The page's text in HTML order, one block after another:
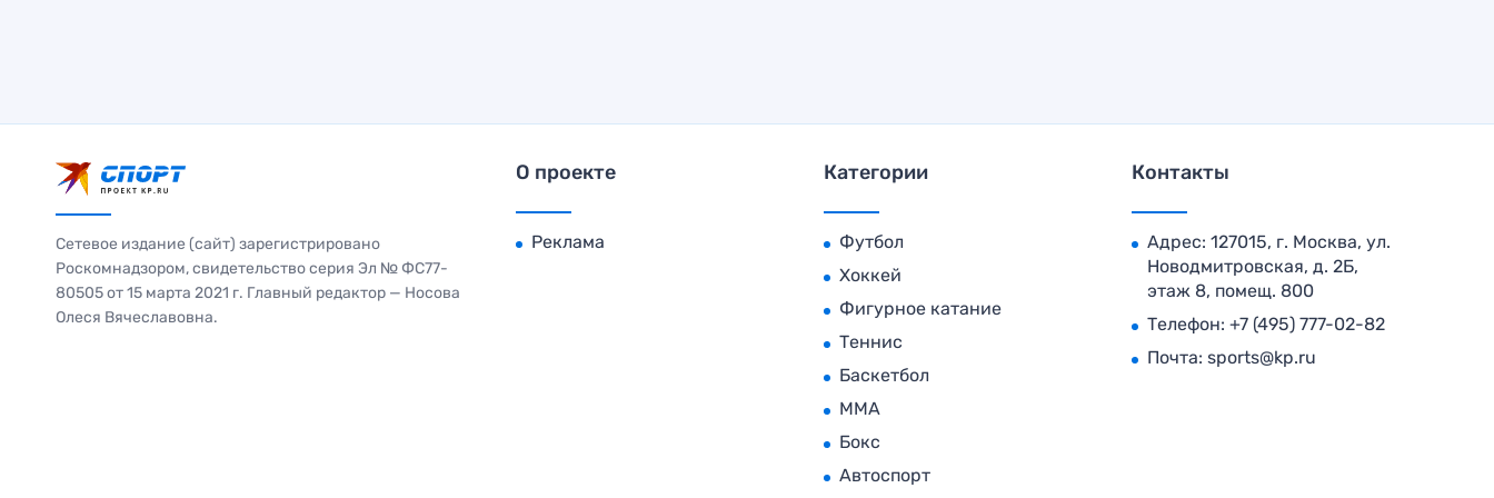
Сетевое издание (сайт) зарегистрировано
Роскомнадзором, свидетельство серия Эл № ФС77-
80505 от 15 марта 2021 г. Главный редактор — Носова
Олеся Вячеславовна.
О проекте
Реклама
Категории
Футбол
Хоккей
Фигурное катание
Теннис
Баскетбол
MMA
Бокс
Автоспорт
Контакты
Адрес: 127015, г. Москва, ул.
Новодмитровская, д. 2Б,
этаж 8, помещ. 800
Телефон: +7 (495) 777-02-82
Почта: sports@kp.ru